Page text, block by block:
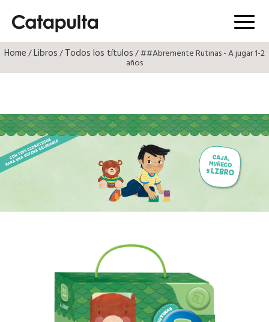
Menú
Home/Libros/Todos los títulos/ ##Abremente Rutinas - A jugar 1-2
años